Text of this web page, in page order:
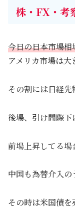
株・FX・考
今日の日本市場相
アメリカ市場は
その割には日経先
後場、引け間際下
前場上昇してる場
中国も為替介入の
その時は米国債を